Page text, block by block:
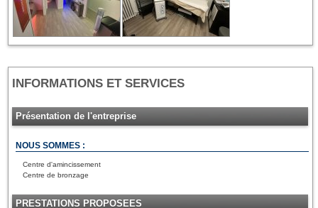
INFORMATIONS ET SERVICES
Présentation de l'entreprise
NOUS SOMMES :
Centre d'amincissement
Centre de bronzage
PRESTATIONS PROPOSEES